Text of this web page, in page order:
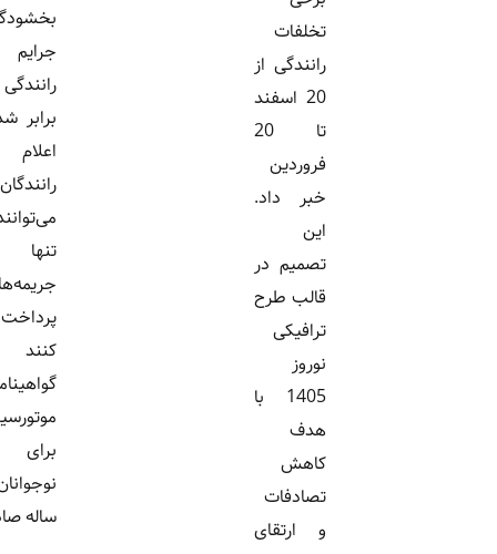
تخلفات
رانندگی از
20 اسفند
فروردین
خبر داد.
تصمیم در
قالب طرح
ترافیکی
1405 با
کاهش
تصادفات
و ارتقای
بخشودگی
جرایم
رانندگی دو
برابر شده را
اعلام کرد.
رانندگان
می‌توانند
تنها اصل
جریمه‌ها را
پرداخت
کنند و
گواهینامه
موتورسیکلت
نوجوانان ۱۶
ساله صادر...